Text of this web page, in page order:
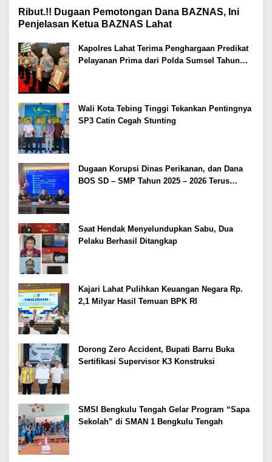
Ribut.!! Dugaan Pemotongan Dana BAZNAS, Ini
Penjelasan Ketua BAZNAS Lahat
Kapolres Lahat Terima Penghargaan Predikat
Pelayanan Prima dari Polda Sumsel Tahun
Wali Kota Tebing Tinggi Tekankan Pentingnya
SP3 Catin Cegah Stunting
Dugaan Korupsi Dinas Perikanan, dan Dana
BOS SD – SMP Tahun 2025 – 2026 Terus
Saat Hendak Menyelundupkan Sabu, Dua
Pelaku Berhasil Ditangkap
Kajari Lahat Pulihkan Keuangan Negara Rp.
2,1 Milyar Hasil Temuan BPK RI
Dorong Zero Accident, Bupati Barru Buka
Sertifikasi Supervisor K3 Konstruksi
SMSI Bengkulu Tengah Gelar Program “Sapa
Sekolah” di SMAN 1 Bengkulu Tengah